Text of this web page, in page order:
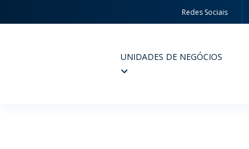
Redes Sociais
UNIDADES DE NEGÓCIOS